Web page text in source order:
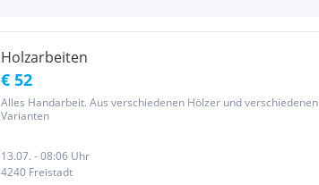
Holzarbeiten
€ 52
Alles Handarbeit. Aus verschiedenen Hölzer und verschiedenen
Varianten
13.07. - 08:06 Uhr
4240 Freistadt